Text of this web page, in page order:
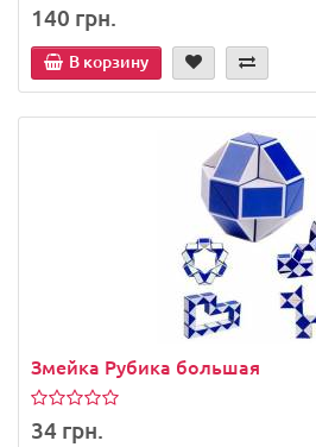
140 грн.
В корзину
Змейка Рубика большая
34 грн.